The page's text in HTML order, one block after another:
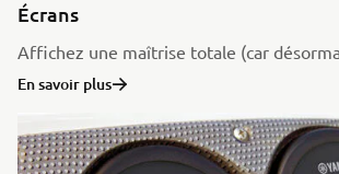
Écrans
Affichez une maîtrise totale (car
En savoir plus